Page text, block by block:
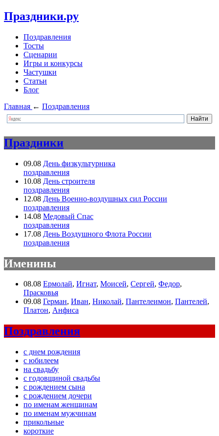
Праздники.ру
Поздравления
Тосты
Сценарии
Игры и конкурсы
Частушки
Статьи
Блог
Главная ← Поздравления
Праздники
09.08 День физкультурника
поздравления
10.08 День строителя
поздравления
12.08 День Военно-воздушных сил России
поздравления
14.08 Медовый Спас
поздравления
17.08 День Воздушного Флота России
поздравления
Именины
08.08 Ермолай, Игнат, Моисей, Сергей, Федор,
Прасковья
09.08 Герман, Иван, Николай, Пантелеимон, Пантелей,
Платон, Анфиса
Поздравления
с днем рождения
с юбилеем
на свадьбу
с годовщиной свадьбы
с рождением сына
с рождением дочери
по именам женщинам
по именам мужчинам
прикольные
короткие